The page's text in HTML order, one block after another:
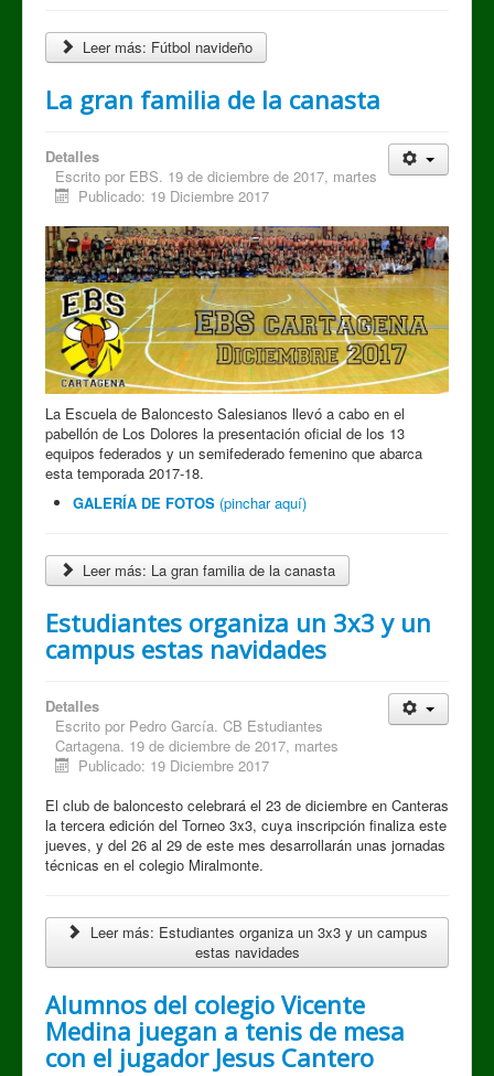
Leer más: Fútbol navideño
La gran familia de la canasta
Detalles
Escrito por EBS. 19 de diciembre de 2017, martes
Publicado: 19 Diciembre 2017
La Escuela de Baloncesto Salesianos llevó a cabo en el
pabellón de Los Dolores la presentación oficial de los 13
equipos federados y un semifederado femenino que abarca
esta temporada 2017-18.
GALERÍA DE FOTOS (pinchar aquí)
Leer más: La gran familia de la canasta
Estudiantes organiza un 3x3 y un
campus estas navidades
Detalles
Escrito por Pedro García. CB Estudiantes
Cartagena. 19 de diciembre de 2017, martes
Publicado: 19 Diciembre 2017
El club de baloncesto celebrará el 23 de diciembre en Canteras
la tercera edición del Torneo 3x3, cuya inscripción finaliza este
jueves, y del 26 al 29 de este mes desarrollarán unas jornadas
técnicas en el colegio Miralmonte.
Leer más: Estudiantes organiza un 3x3 y un campus
estas navidades
Alumnos del colegio Vicente
Medina juegan a tenis de mesa
con el jugador Jesus Cantero